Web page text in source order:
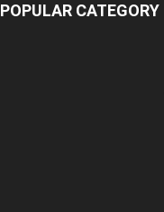
POPULAR CATEGORY